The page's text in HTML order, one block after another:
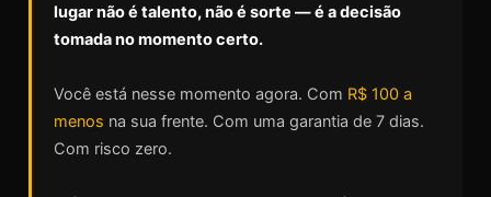
lugar não é talento, não é sorte — é a decisão
tomada no momento certo.
Você está nesse momento agora. Com R$ 100 a
menos na sua frente. Com uma garantia de 7 dias.
Com risco zero.